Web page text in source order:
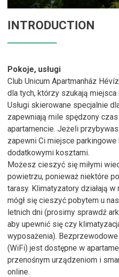
INTRODUCTION
Pokoje, usługi
Club Unicum Apartmanház
dla tych, którzy szukają miejsca
Usługi skierowane specjalnie
zapewniają mile spędzony
apartamencie. Jeżeli
zapewni Ci miejsce
dodatkowymi kosztami.
Możesz cieszyć się miłymi
powietrzu, ponieważ niektóre
tarasy. Klimatyzatory działają
mógł się cieszyć pobytem u
letnich dni (prosimy sprawdź
aby upewnić się czy
wyposażenia).
(WiFi) jest dostępne w
przenośnym urządzeniom i
online.